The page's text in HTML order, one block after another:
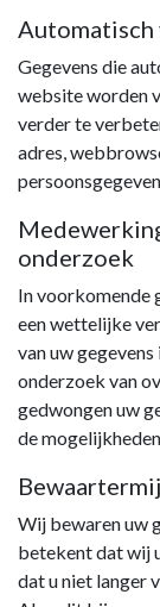
Automatisch
Gegevens die
website worden
verder te
adres,
onderzoek
In voorkomende
een wettelijke
van uw
onderzoek van
gedwongen uw
de
Wij bewaren uw
betekent dat wij
dat u niet langer